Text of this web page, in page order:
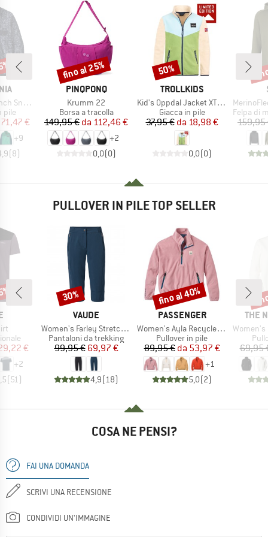
T P/O
pile
ridotto
71,47 €
+9
(8)
MARCHIO
PINQPONQ
Articolo
Krumm 22
Gruppo di prodotti
Borsa a tracolla
Prezzo
149,95 € Prezzo ridotto
da 112,46 €
+2
0,0(0)
Sconto
fino al 25%
MARCHIO
TROLLKIDS
Articolo
Kid's Oppdal Jacket XT Exclusive
Gruppo di prodotti
Giacca in pile
Prezzo
37,95 € Prezzo ridotto
da 18,98 €
0,0(0)
Sconto
50%
Articolo
Gruppo
Felpa di
159,95
PULLOVER IN PILE TOP SELLER
ridotto
€
+2
(51)
MARCHIO
VAUDE
Articolo
Women's Farley Stretch Capri III
Gruppo di prodotti
Pantaloni da trekking
Prezzo
99,95 €Prezzo ridotto
69,97 €
4,9(18)
Sconto
30%
MARCHIO
PASSENGER
Articolo
Women's Ayla Recycled Micro Polartec Fleece
Gruppo di prodotti
Pullover in pile
Prezzo
89,95 € Prezzo ridotto
da 53,97 €
+1
5,0(2)
Sconto
fino al 40%
THE
Articolo
Women's
69,95
COSA NE PENSI?
FAI UNA DOMANDA
SCRIVI UNA RECENSIONE
CONDIVIDI UN'IMMAGINE